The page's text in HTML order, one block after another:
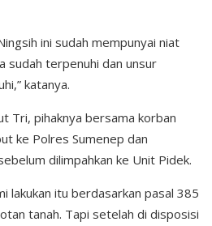
ini sudah mempunyai niat
sudah terpenuhi dan unsur
katanya.
Tri, pihaknya bersama korban
ke Polres Sumenep dan
dilimpahkan ke Unit Pidek.
lakukan itu berdasarkan pasal 385
tanah. Tapi setelah di disposisi